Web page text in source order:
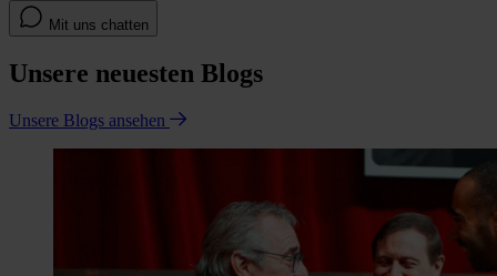
Mit uns chatten
Unsere neuesten Blogs
Unsere Blogs ansehen